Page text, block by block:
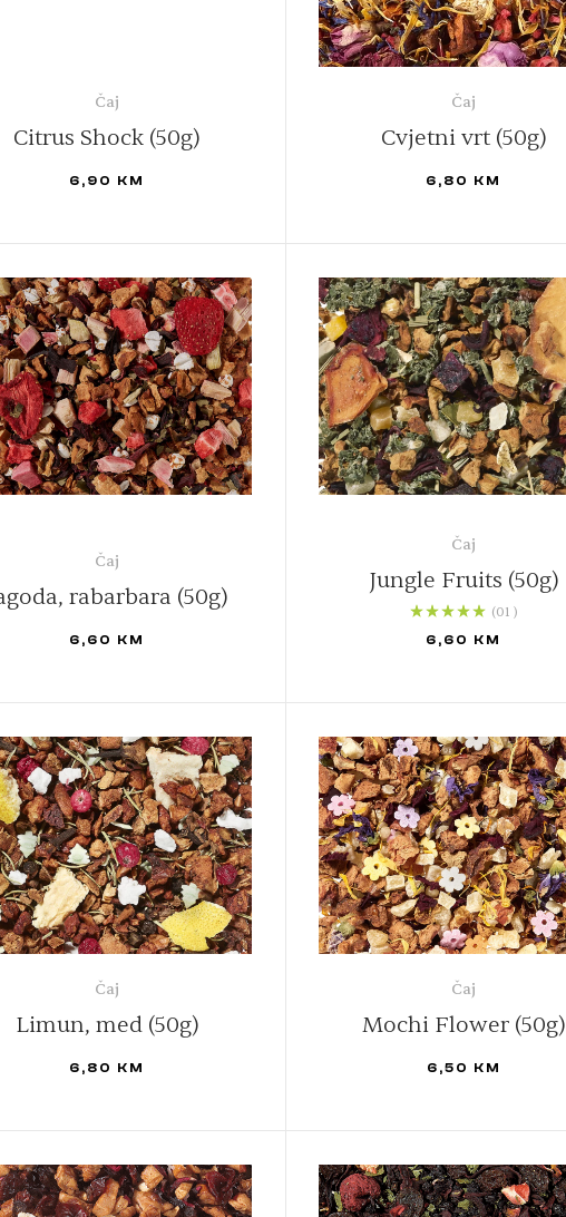
Čaj
Citrus Shock (50g)
6,90 KM
Čaj
Cvjetni vrt (50g)
6,80 KM
Čaj
rabarbara (50g)
6,60 KM
Čaj
Jungle Fruits (50g)
od 5
(01 )
6,60 KM
Čaj
Limun, med (50g)
6,80 KM
Čaj
Mochi Flower (50g)
6,50 KM